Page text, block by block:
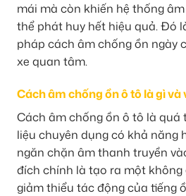
mái mà còn khiến hệ thống
thể phát huy hết hiệu quả. Đó
pháp cách âm chống ồn ngày
xe quan tâm.
Cách âm chống ồn ô tô là gì và
Cách âm chống ồn ô tô là quá
liệu chuyên dụng có khả năng
ngăn chặn âm thanh truyền
đích chính là tạo ra một không
giảm thiểu tác động của tiếng